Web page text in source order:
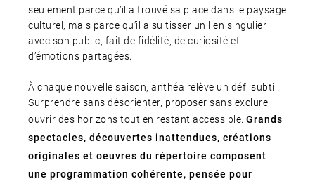
seulement parce qu’il a trouvé sa place dans le paysage
culturel, mais parce qu’il a su tisser un lien singulier
avec son public, fait de fidélité, de curiosité et
d’émotions partagées.
À chaque nouvelle saison, anthéa relève un défi subtil.
Surprendre sans désorienter, proposer sans exclure,
ouvrir des horizons tout en restant accessible. Grands
spectacles, découvertes inattendues, créations
originales et oeuvres du répertoire composent
une programmation cohérente, pensée pour